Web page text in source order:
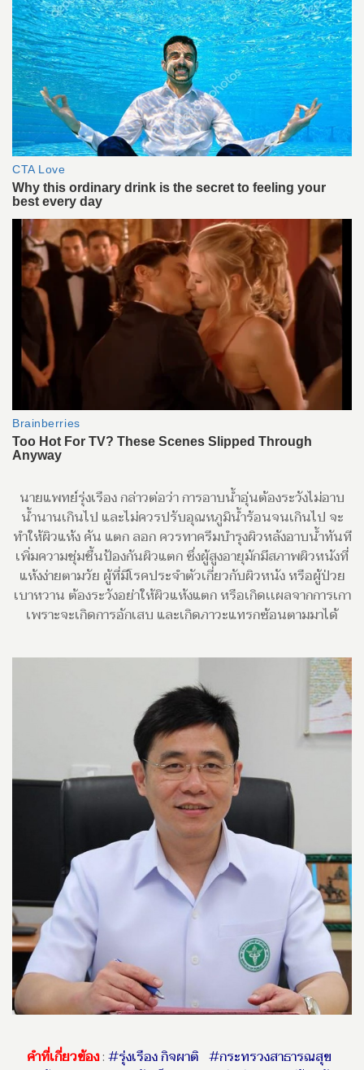
นายแพทย์รุ่งเรือง กล่าวต่อว่า การอาบน้ำอุ่นต้องระวังไม่อาบ
น้ำนานเกินไป และไม่ควรปรับอุณหภูมิน้ำร้อนจนเกินไป จะ
ทำให้ผิวแห้ง คัน แตก ลอก ควรทาครีมบำรุงผิวหลังอาบน้ำทันที
เพิ่มความชุ่มชื้นป้องกันผิวแตก ซึ่งผู้สูงอายุมักมีสภาพผิวหนังที่
แห้งง่ายตามวัย ผู้ที่มีโรคประจำตัวเกี่ยวกับผิวหนัง หรือผู้ป่วย
เบาหวาน ต้องระวังอย่าให้ผิวแห้งแตก หรือเกิดเเผลจากการเกา
เพราะจะเกิดการอักเสบ และเกิดภาวะแทรกซ้อนตามมาได้
คำที่เกี่ยวข้อง:#รุ่งเรือง กิจผาติ #กระทรวงสาธารณสุข